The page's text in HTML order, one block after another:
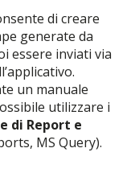
di creare
generate da
essere inviati via
un manuale
utilizzare i
di Report e
MS Query).